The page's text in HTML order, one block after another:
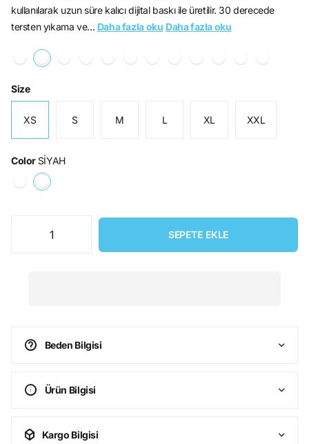
kullanılarak uzun süre kalıcı dijital baskı ile üretilir. 30 derecede
tersten yıkama ve... Daha fazla oku Daha fazla oku
Size
XS S M L XL XXL
Color SİYAH
SEPETE EKLE
Beden Bilgisi
Ürün Bilgisi
Kargo Bilgisi